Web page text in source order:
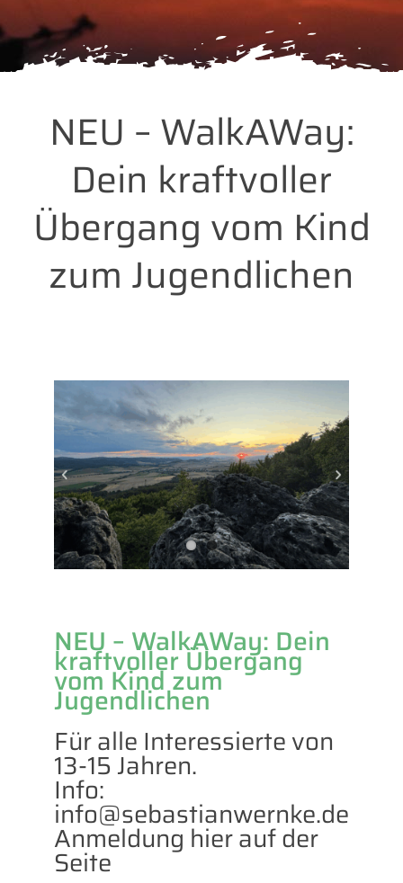
NEU – WalkAWay:
Dein kraftvoller
Übergang vom Kind
zum Jugendlichen
NEU – WalkAWay: Dein
kraftvoller Übergang
vom Kind zum
Jugendlichen
Für alle Interessierte von
13-15 Jahren.
Info:
ed.eknrewnaitsabes@ofni
Anmeldung hier auf der
Seite